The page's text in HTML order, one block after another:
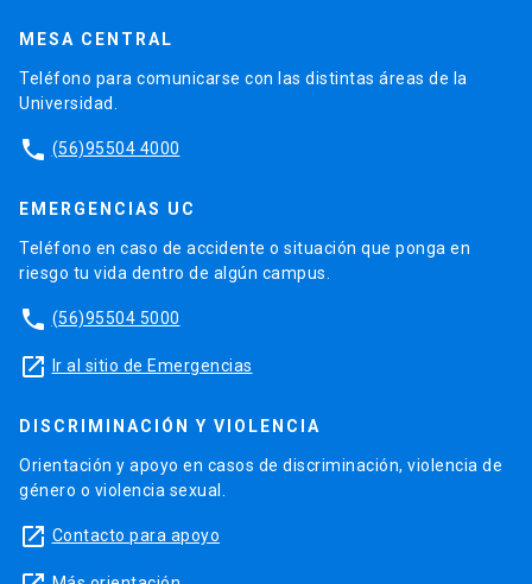
MESA CENTRAL
Teléfono para comunicarse con las distintas áreas de la
Universidad.
phone (56)95504 4000
EMERGENCIAS UC
Teléfono en caso de accidente o situación que ponga en
riesgo tu vida dentro de algún campus.
phone (56)95504 5000
launch Ir al sitio de Emergencias
DISCRIMINACIÓN Y VIOLENCIA
Orientación y apoyo en casos de discriminación, violencia de
género o violencia sexual.
launch Contacto para apoyo